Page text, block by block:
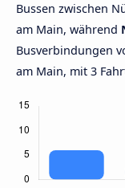
Bussen zwischen
am Main, während
Busverbindungen
am Main, mit 3